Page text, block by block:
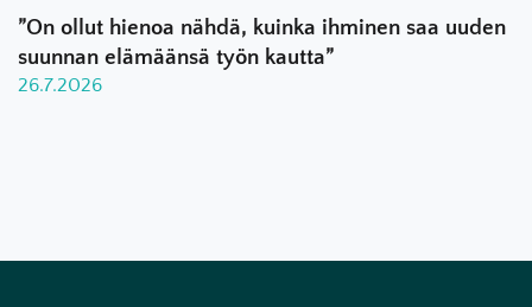
”On ollut hienoa nähdä, kuinka ihminen saa uuden
suunnan elämäänsä työn kautta”
26.7.2026